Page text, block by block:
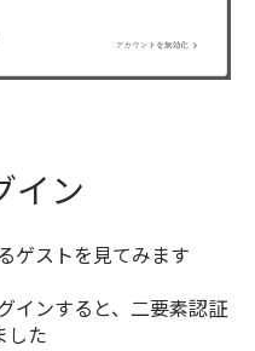
イン
ゲストを見てみます
インすると、二要素認証
した